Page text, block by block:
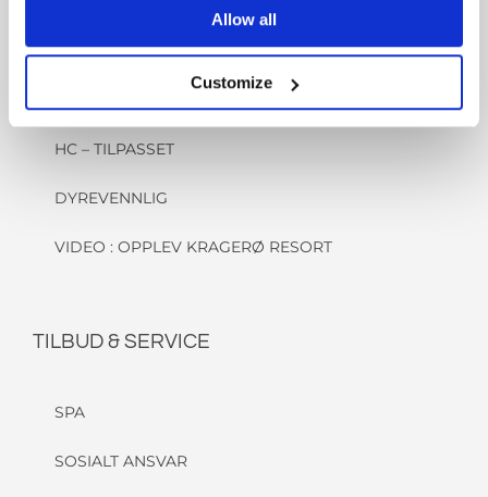
Allow all
Customize
FØR ANKOMST
HC – TILPASSET
DYREVENNLIG
VIDEO : OPPLEV KRAGERØ RESORT
TILBUD & SERVICE
SPA
SOSIALT ANSVAR